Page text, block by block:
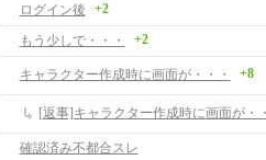
ログイン後
+2
もう少しで・・・ +2
キャラクター作成時に画面が・・・ +8
[返事]キャラクター作成時に画面が・
確認済み不都合スレ